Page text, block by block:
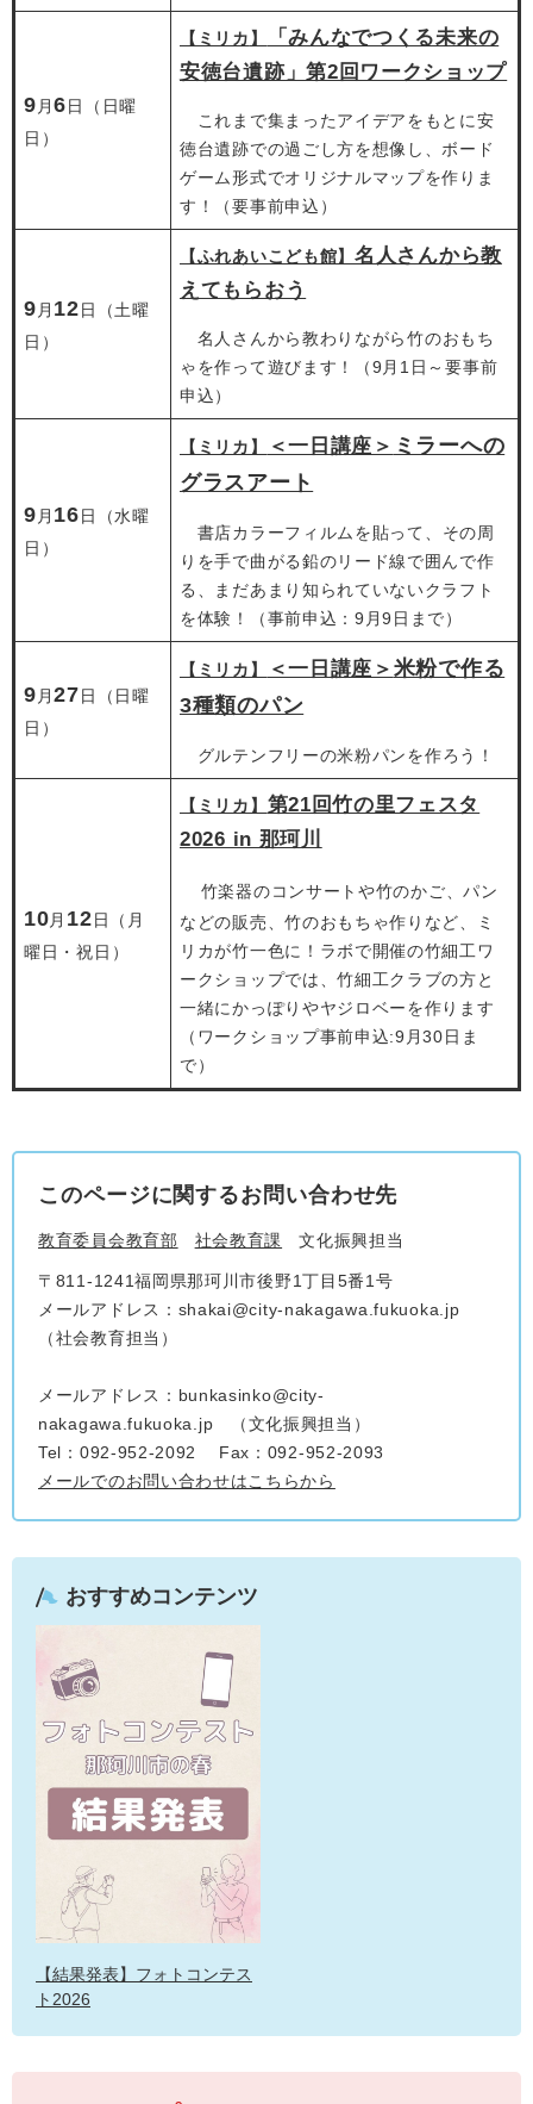
9 月6日（日曜
日）
【ミリカ 】
「みんなでつくる未来の
安徳台遺跡」第2回ワークショップ​
これまで集まったアイデアをもとに安
徳台遺跡での過ごし方を想像し、ボード
ゲーム形式でオリジナルマップを作りま
す！（要事前申込）
9 月 12日（土曜
日）
【ふれあいこども館】 名人さんから教
えてもらおう
名人さんから教わりながら竹のおもち
ゃを作って遊びます！（9月1日～要事前
申込）
9 月 16日（水曜
日）
【ミリカ】 ＜一日講座＞ ミラーへの
グラスアート
書店カラーフィルムを貼って、その周
りを手で曲がる鉛のリード線で囲んで作
る、まだあまり知られていないクラフト
を体験！（事前申込：9月9日まで）
9 月27日（日曜
日）
【ミリカ】 ＜一日講座＞ 米粉で作る
3種類のパン
グルテンフリーの米粉パンを作ろう！
10月 12日（月
曜日・祝日）
【ミリカ】 第21回竹の里フェスタ
2026 in 那珂川
竹楽器のコンサートや竹のかご、パン
などの販売、竹のおもちゃ作りなど、ミ
リカが竹一色に！ラボで開催の竹細工ワ
ークショップでは、竹細工クラブの方と
一緒にかっぽりやヤジロベーを作ります
（ワークショップ事前申込:9月30日ま
で）
このページに関するお問い合わせ先
教育委員会教育部 社会教育課 文化振興担当
〒811-1241福岡県那珂川市後野1丁目5番1号
メールアドレス：shakai@city-nakagawa.fukuoka.jp
（社会教育担当）
メールアドレス：bunkasinko@city-
nakagawa.fukuoka.jp （文化振興担当）
Tel：092-952-2092
Fax：092-952-2093
メールでのお問い合わせはこちらから
おすすめコンテンツ
【結果発表】フォトコンテス
ト2026